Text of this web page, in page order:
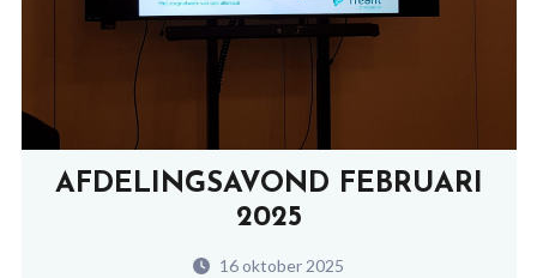
AFDELINGSAVOND FEBRUARI
2025
16 oktober 2025